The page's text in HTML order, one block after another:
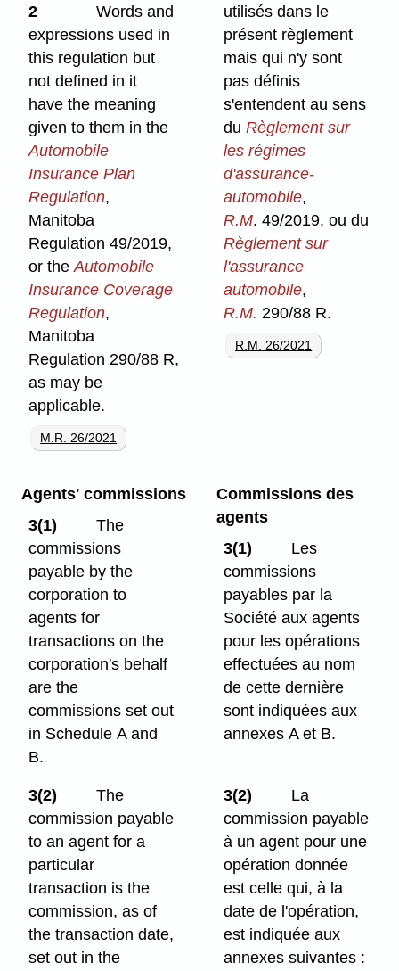
2
Words and
expressions used in
this regulation but
not defined in it
have the meaning
given to them in the
Automobile
Insurance Plan
Regulation,
Manitoba
Regulation 49/2019,
or theAutomobile
Insurance Coverage
Regulation,
Manitoba
Regulation 290/88 R,
as may be
applicable.
M.R. 26/2021
utilisés dans le
présent règlement
mais qui n'y sont
pas définis
s'entendent au sens
duRèglement sur
les régimes
d'assurance-
automobile,
R.M. 49/2019, ou du
Règlement sur
l'assurance
automobile,
R.M. 290/88 R.
R.M. 26/2021
Agents' commissions
3(1)
The
commissions
payable by the
corporation to
agents for
transactions on the
corporation's behalf
are the
commissions set out
in Schedule A and
B.
Commissions des
agents
3(1)
Les
commissions
payables par la
Société aux agents
pour les opérations
effectuées au nom
de cette dernière
sont indiquées aux
annexes A et B.
3(2)
The
commission payable
to an agent for a
particular
transaction is the
commission, as of
the transaction date,
set out in the
3(2)
La
commission payable
à un agent pour une
opération donnée
est celle qui, à la
date de l'opération,
est indiquée aux
annexes suivantes :